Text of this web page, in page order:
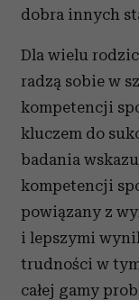
dobra innych
Dla wielu
radzą sobie w
kompetencji
kluczem do
badania
kompetencji
powiązany z
i lepszymi
trudności w
całej gamy